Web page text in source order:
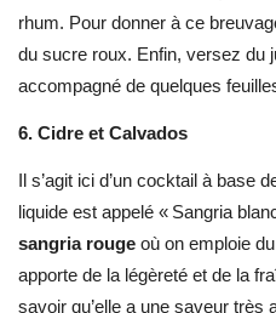
rhum. Pour donner à ce
du sucre roux. Enfin, versez du
accompagné de quelques
6. Cidre et Calvados
Il s’agit ici d’un cocktail à base
liquide est appelé « Sangria
sangria rouge où on emploie
apporte de la légèreté et de la
savoir qu’elle a une saveur